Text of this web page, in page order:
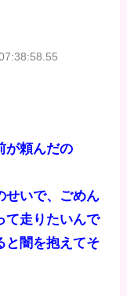
が頼んだの
せいで、ごめん
て走りたいんで
と闇を抱えてそ